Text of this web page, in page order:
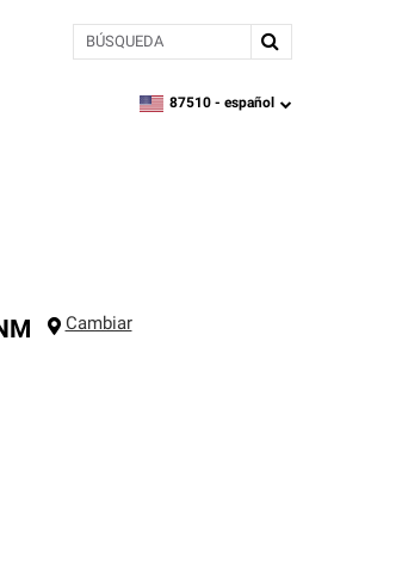
BÚSQUEDA
zipcode, language
87510 - español
Cambiar